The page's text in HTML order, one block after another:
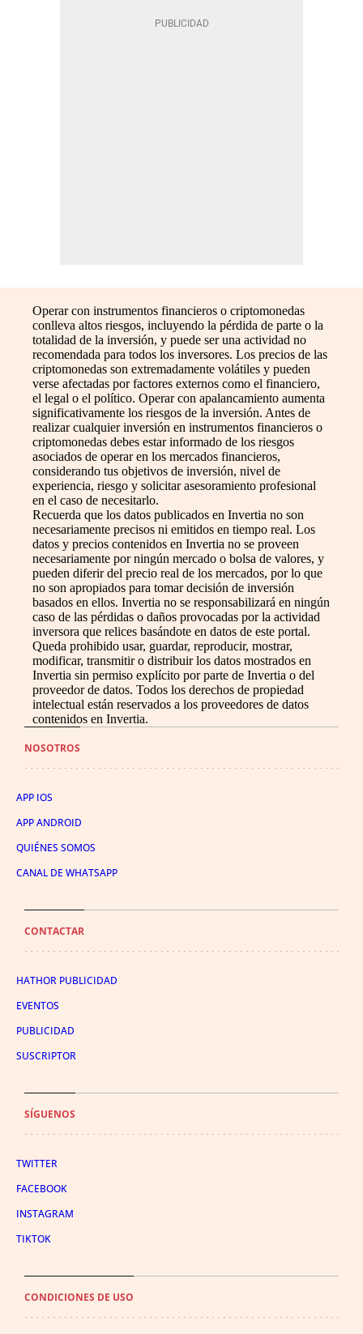
Operar con instrumentos financieros o criptomonedas
conlleva altos riesgos, incluyendo la pérdida de parte o la
totalidad de la inversión, y puede ser una actividad no
recomendada para todos los inversores. Los precios de las
criptomonedas son extremadamente volátiles y pueden
verse afectadas por factores externos como el financiero,
el legal o el político. Operar con apalancamiento aumenta
significativamente los riesgos de la inversión. Antes de
realizar cualquier inversión en instrumentos financieros o
criptomonedas debes estar informado de los riesgos
asociados de operar en los mercados financieros,
considerando tus objetivos de inversión, nivel de
experiencia, riesgo y solicitar asesoramiento profesional
en el caso de necesitarlo.
Recuerda que los datos publicados en Invertia no son
necesariamente precisos ni emitidos en tiempo real. Los
datos y precios contenidos en Invertia no se proveen
necesariamente por ningún mercado o bolsa de valores, y
pueden diferir del precio real de los mercados, por lo que
no son apropiados para tomar decisión de inversión
basados en ellos. Invertia no se responsabilizará en ningún
caso de las pérdidas o daños provocadas por la actividad
inversora que relices basándote en datos de este portal.
Queda prohibido usar, guardar, reproducir, mostrar,
modificar, transmitir o distribuir los datos mostrados en
Invertia sin permiso explícito por parte de Invertia o del
proveedor de datos. Todos los derechos de propiedad
intelectual están reservados a los proveedores de datos
contenidos en Invertia.
NOSOTROS
APP IOS
APP ANDROID
QUIÉNES SOMOS
CANAL DE WHATSAPP
CONTACTAR
HATHOR PUBLICIDAD
EVENTOS
PUBLICIDAD
SUSCRIPTOR
SÍGUENOS
TWITTER
FACEBOOK
INSTAGRAM
TIKTOK
CONDICIONES DE USO